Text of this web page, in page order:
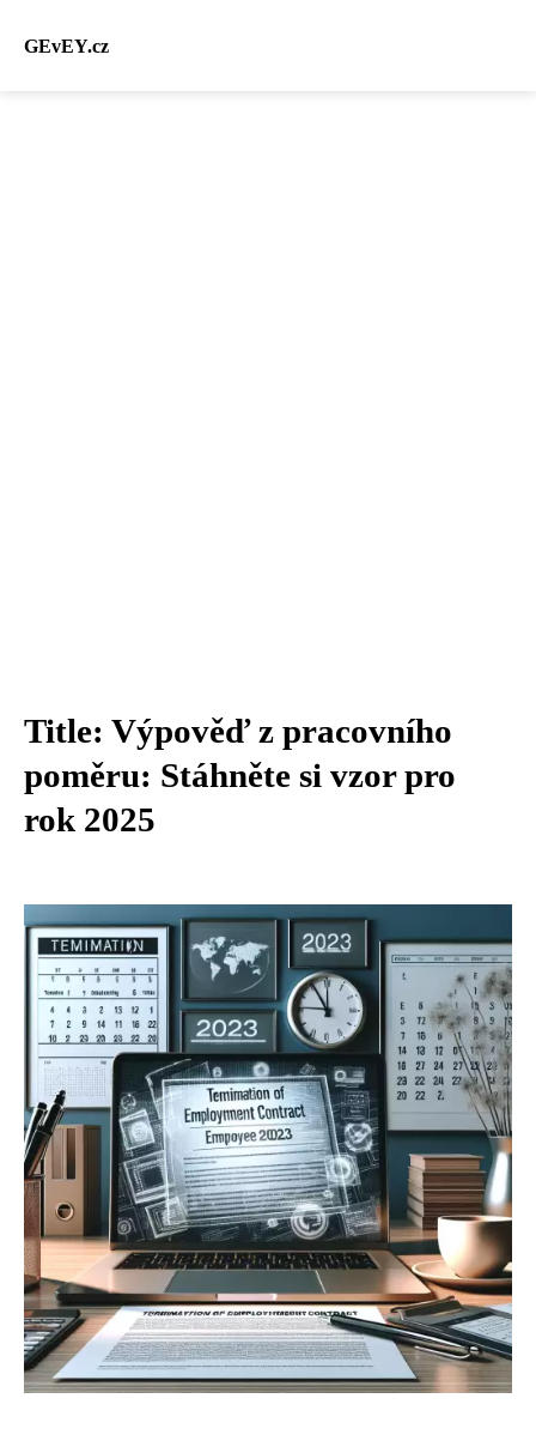
GEvEY.cz
Title: Výpověď z pracovního
poměru: Stáhněte si vzor pro
rok 2025